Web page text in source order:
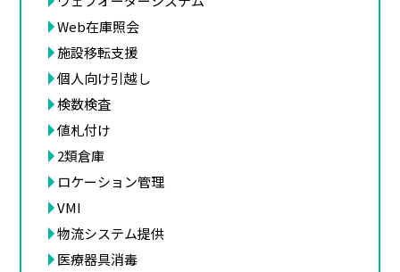
Web在庫照会
施設移転支援
個人向け引越し
検数検査
値札付け
2類倉庫
ロケーション管理
VMI
物流システム提供
医療器具消毒